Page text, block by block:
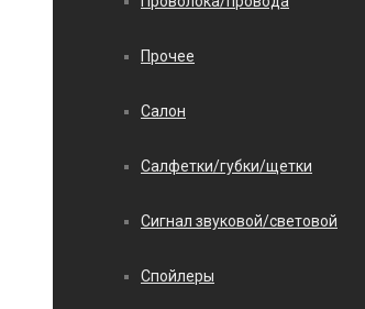
Прочее
Салон
Салфетки/губки/щетки
Сигнал звуковой/световой
Спойлеры